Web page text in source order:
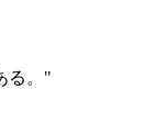
る。"